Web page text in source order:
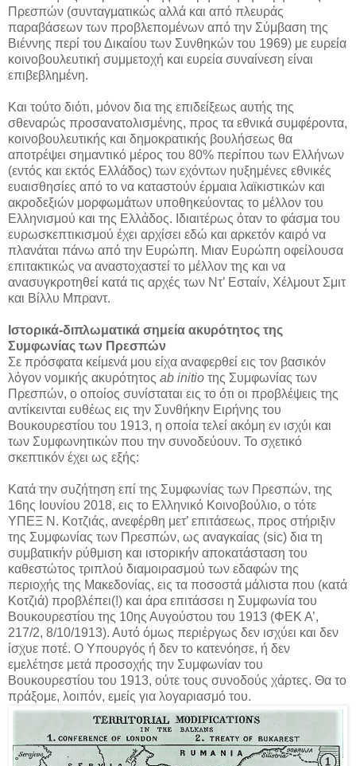
Πρεσπών (συνταγματικώς αλλά και από πλευράς
παραβάσεων των προβλεπομένων από την Σύμβαση της
Βιέννης περί του Δικαίου των Συνθηκών του 1969) με ευρεία
κοινοβουλευτική συμμετοχή και ευρεία συναίνεση είναι
επιβεβλημένη.
Και τούτο διότι, μόνον δια της επιδείξεως αυτής της
σθεναρώς προσανατολισμένης, προς τα εθνικά συμφέροντα,
κοινοβουλευτικής και δημοκρατικής βουλήσεως θα
αποτρέψει σημαντικό μέρος του 80% περίπου των Ελλήνων
(εντός και εκτός Ελλάδος) των εχόντων ηυξημένες εθνικές
ευαισθησίες από το να καταστούν έρμαια λαϊκιστικών και
ακροδεξιών μορφωμάτων υποθηκεύοντας το μέλλον του
Ελληνισμού και της Ελλάδος. Ιδιαιτέρως όταν το φάσμα του
ευρωσκεπτικισμού έχει αρχίσει εδώ και αρκετόν καιρό να
πλανάται πάνω από την Ευρώπη. Μιαν Ευρώπη οφείλουσα
επιτακτικώς να αναστοχαστεί το μέλλον της και να
ανασυγκροτηθεί κατά τις αρχές των Ντ’ Εσταίν, Χέλμουτ Σμιτ
και Βίλλυ Μπραντ.
στορικά-διπλωματικά σημεία ακυρότητος της
Συμφωνίας των Πρεσπών
Σε πρόσφατα κείμενά μου είχα αναφερθεί εις τον βασικόν
λόγον νομικής ακυρότητος ab initio της Συμφωνίας των
Πρεσπών, ο οποίος συνίσταται εις το ότι οι προβλέψεις της
αντίκεινται ευθέως εις την Συνθήκην Ειρήνης του
Βουκουρεστίου του 1913, η οποία τελεί ακόμη εν ισχύι και
των Συμφωνητικών που την συνοδεύουν. Το σχετικό
σκεπτικόν έχει ως εξής:
Κατά την συζήτηση επί της Συμφωνίας των Πρεσπών, της
16ης Ιουνίου 2018, εις το Ελληνικό Κοινοβούλιο, o τότε
ΥΠΕΞ Ν. Κοτζιάς, ανεφέρθη μετ’ επιτάσεως, προς στήριξιν
της Συμφωνίας των Πρεσπών, ως αναγκαίας (sic) δια τη
συμβατικήν ρύθμιση και ιστορικήν αποκατάσταση του
καθεστώτος τριπλού διαμοιρασμού των εδαφών της
περιοχής της Μακεδονίας, εις τα ποσοστά μάλιστα που (κατά
Κοτζιά) προβλέπει(!) και άρα επιτάσσει η Συμφωνία του
Βουκουρεστίου της 10ης Αυγούστου του 1913 (ΦΕΚ Α’,
217/2, 8/10/1913). Αυτό όμως περιέργως δεν ισχύει και δεν
ίσχυε ποτέ. Ο Υπουργός ή δεν το κατενόησε, ή δεν
εμελέτησε μετά προσοχής την Συμφωνίαν του
Βουκουρεστίου του 1913, ούτε τους συνοδούς χάρτες. Θα το
πράξομε, λοιπόν, εμείς για λογαριασμό του.